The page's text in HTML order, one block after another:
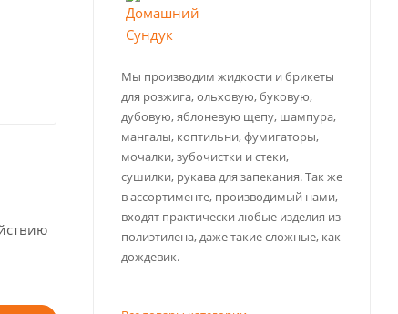
Мы производим жидкости и брикеты
для розжига, ольховую, буковую,
дубовую, яблоневую щепу, шампура,
мангалы, коптильни, фумигаторы,
мочалки, зубочистки и стеки,
сушилки, рукава для запекания. Так же
в ассортименте, производимый нами,
входят практически любые изделия из
полиэтилена, даже такие сложные, как
дождевик.